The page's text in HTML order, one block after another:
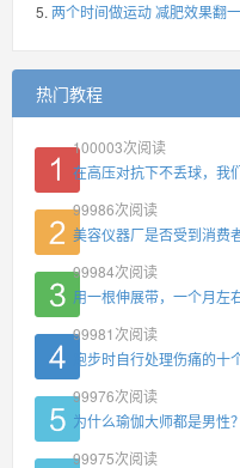
两个时间做运动 减肥效果翻
热门教程
100003次阅读
在高压对抗下不丢球，我
99986次阅读
美容仪器厂是否受到消费
99984次阅读
用一根伸展带，一个月左
99981 次阅读
跑步时自行处理伤痛的十
99976次阅读
为什么瑜伽大师都是男性
99975次阅读